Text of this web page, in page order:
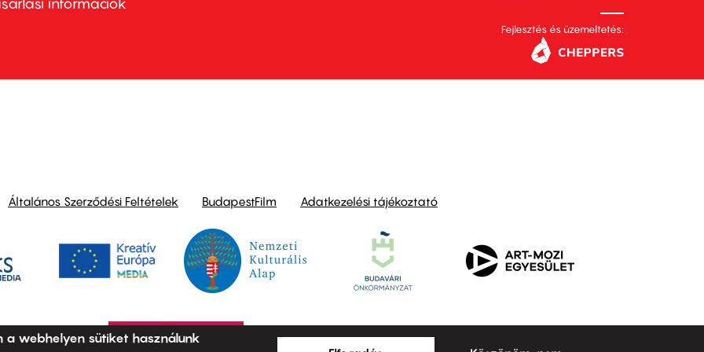
információk
Fejlesztés és üzemeltetés:
Általános Szerződési Feltételek BudapestFilm Adatkezelési tájékoztató
a webhelyen sütiket használunk